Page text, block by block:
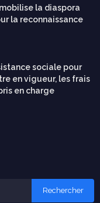
la diaspora
la reconnaissance
sociale pour
en vigueur, les frais
en charge